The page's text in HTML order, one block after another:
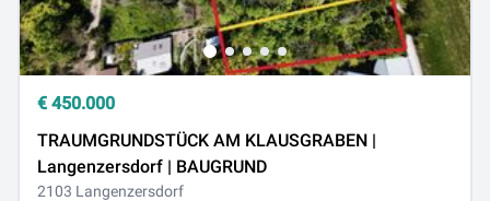
€ 450.000
TRAUMGRUNDSTÜCK AM KLAUSGRABEN |
Langenzersdorf | BAUGRUND
2103 Langenzersdorf